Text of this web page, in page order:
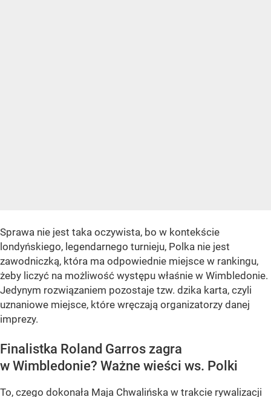
Sprawa nie jest taka oczywista, bo w kontekście
londyńskiego, legendarnego turnieju, Polka nie jest
zawodniczką, która ma odpowiednie miejsce w rankingu,
żeby liczyć na możliwość występu właśnie w Wimbledonie.
Jedynym rozwiązaniem pozostaje tzw. dzika karta, czyli
uznaniowe miejsce, które wręczają organizatorzy danej
imprezy.
Finalistka Roland Garros zagra
w Wimbledonie? Ważne wieści ws. Polki
To, czego dokonała Maja Chwalińska w trakcie rywalizacji